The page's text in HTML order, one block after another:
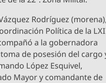
Rodríguez
Política de la
a la gobernadora
de posesión del cargo
López Esquivel,
Mayor y comandante de